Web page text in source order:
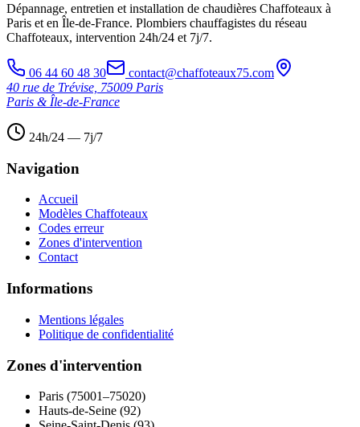
Dépannage, entretien et installation de chaudières Chaffoteaux à
Paris et en Île-de-France. Plombiers chauffagistes du réseau
Chaffoteaux, intervention 24h/24 et 7j/7.
06 44 60 48 30
contact@chaffoteaux75.com
40 rue de Trévise, 75009 Paris
Paris & Île-de-France
24h/24 — 7j/7
Navigation
Accueil
Modèles Chaffoteaux
Codes erreur
Zones d'intervention
Contact
Informations
Mentions légales
Politique de confidentialité
Zones d'intervention
Paris (75001–75020)
Hauts-de-Seine (92)